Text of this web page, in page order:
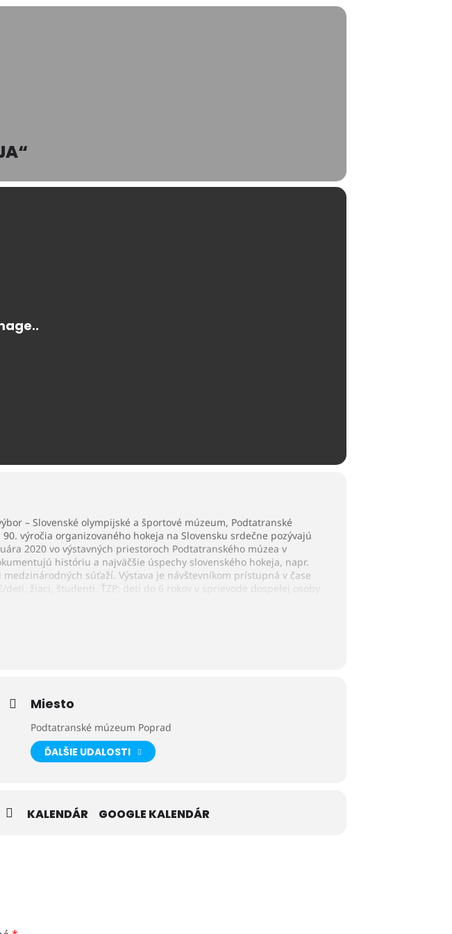
– Slovenské olympijské a športové múzeum, Podtatranské
výročia organizovaného hokeja na Slovensku srdečne pozývajú
2020 vo výstavných priestoroch Podtatranského múzea v
históriu a najväčšie úspechy slovenského hokeja, napr.
súťaží. Výstava je návštevníkom prístupná v čase
žiaci, študenti, ŤZP; deti do 6 rokov v sprievode dospelej osoby
Miesto
Podtatranské múzeum Poprad
ĎALŠIE UDALOSTI
KALENDÁR GOOGLE KALENDÁR